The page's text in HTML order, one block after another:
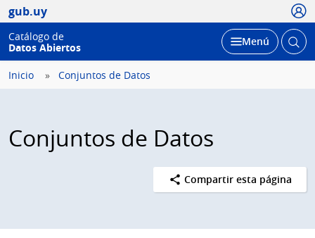
gub.uy
Catálogo de
Datos Abiertos
Desplegar
Menú Abrir
Inicio Conjuntos de Datos
Conjuntos de Datos
Compartir esta página